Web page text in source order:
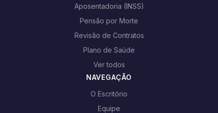
Aposentadoria (INSS)
Pensão por Morte
Revisão de Contratos
Plano de Saúde
Ver todos
NAVEGAÇÃO
O Escritório
Equipe